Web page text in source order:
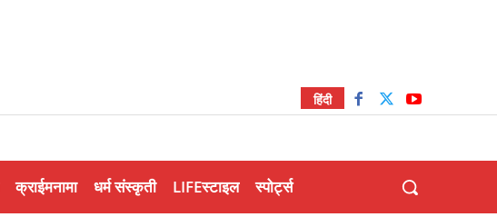
हिंदी
क्राईमनामा धर्म संस्कृती LIFEस्टाइल स्पोर्ट्स